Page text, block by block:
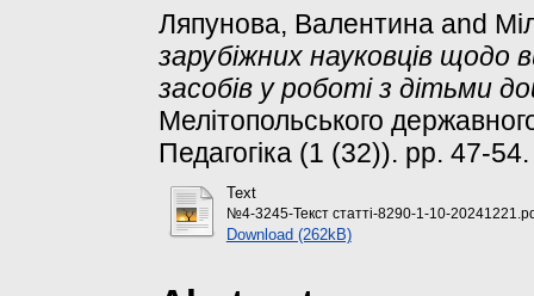
Ляпунова, Валентина and
зарубіжних науковців
засобів у роботі з дітьми
Мелітопольського
Педагогіка (1 (32)). pp. 47-
Text
№4-3245-Текст статті-8290-1-10-
Download (262kB)